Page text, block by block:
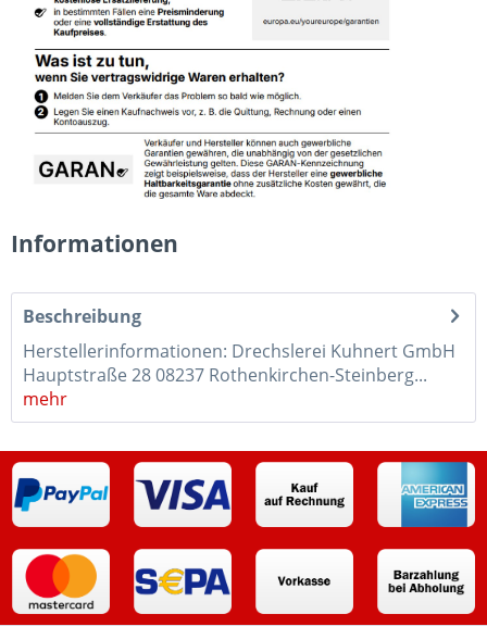
Informationen
Beschreibung
Herstellerinformationen: Drechslerei Kuhnert GmbH
Hauptstraße 28 08237 Rothenkirchen-Steinberg...
mehr